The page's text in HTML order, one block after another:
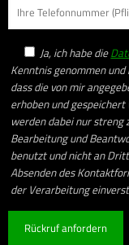
Ja, ich habe die
Kenntnis genommen
dass die von mir
erhoben und
werden dabei nur streng
Bearbeitung und
benutzt und nicht an
Absenden des
der Verarbeitung